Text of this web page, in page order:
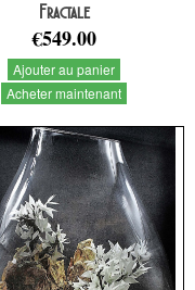
Fractale
€549.00
Ajouter au panier
Acheter maintenant